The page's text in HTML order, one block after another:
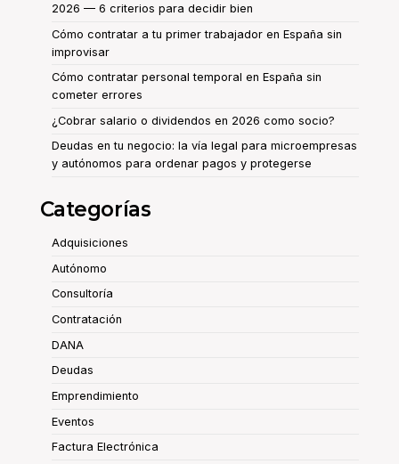
2026 — 6 criterios para decidir bien
Cómo contratar a tu primer trabajador en España sin
improvisar
Cómo contratar personal temporal en España sin
cometer errores
¿Cobrar salario o dividendos en 2026 como socio?
Deudas en tu negocio: la vía legal para microempresas
y autónomos para ordenar pagos y protegerse
Categorías
Adquisiciones
Autónomo
Consultoría
Contratación
DANA
Deudas
Emprendimiento
Eventos
Factura Electrónica